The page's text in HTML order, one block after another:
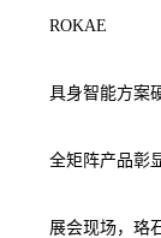
ROKAE
具身智能方案
全矩阵产品彰
展会现场，珞石